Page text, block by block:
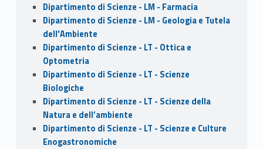
Dipartimento di Scienze - LM - Farmacia
Dipartimento di Scienze - LM - Geologia e Tutela
dell'Ambiente
Dipartimento di Scienze - LT - Ottica e
Optometria
Dipartimento di Scienze - LT - Scienze
Biologiche
Dipartimento di Scienze - LT - Scienze della
Natura e dell’ambiente
Dipartimento di Scienze - LT - Scienze e Culture
Enogastronomiche